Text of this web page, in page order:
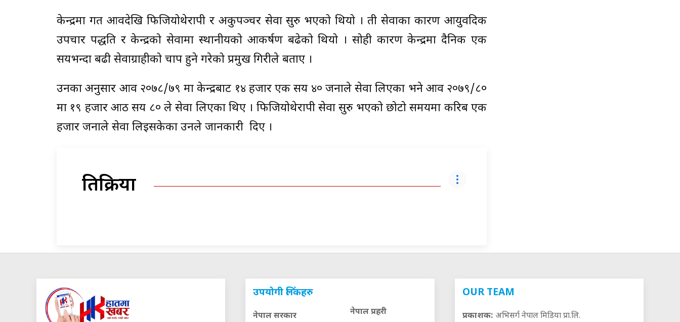
केन्द्रमा गत आवदेखि फिजियोथेरापी र अकुपञ्चर सेवा सुरु भएको थियो । ती सेवाका कारण आयुर्वेदिक
उपचार पद्धति र केन्द्रको सेवामा स्थानीयको आकर्षण बढेको थियो । सोही कारण केन्द्रमा दैनिक एक
सयभन्दा बढी सेवाग्राहीको चाप हुने गरेको प्रमुख गिरीले बताए ।
उनका अनुसार आव २०७८/७९ मा केन्द्रबाट १४ हजार एक सय ४० जनाले सेवा लिएका भने आव २०७९/८०
मा १९ हजार आठ सय ८० ले सेवा लिएका थिए । फिजियोथेरापी सेवा सुरु भएको छोटो समयमा करिब एक
हजार जनाले सेवा लिइसकेका उनले जानकारी दिए ।
प्रतिक्रिया
उपयोगी लिंकहरु
नेपाल सरकार नेपाल प्रहरी
OUR TEAM
प्रकाशक: अभिसर्ग नेपाल मिडिया प्रा.लि.